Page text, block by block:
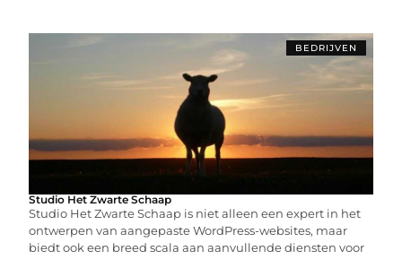
BEDRIJVEN
Studio Het Zwarte Schaap
Studio Het Zwarte Schaap is niet alleen een expert in het
ontwerpen van aangepaste WordPress-websites, maar
biedt ook een breed scala aan aanvullende diensten voor